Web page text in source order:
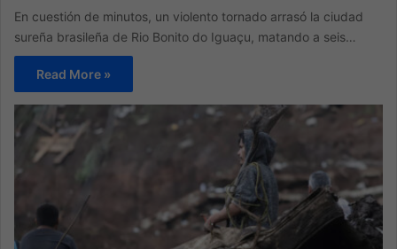
En cuestión de minutos, un violento tornado arrasó la ciudad
sureña brasileña de Rio Bonito do Iguaçu, matando a seis…
Read More »